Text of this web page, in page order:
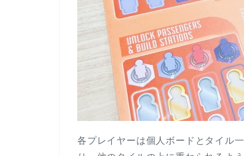
各プレイヤーは個人ボードとタイル